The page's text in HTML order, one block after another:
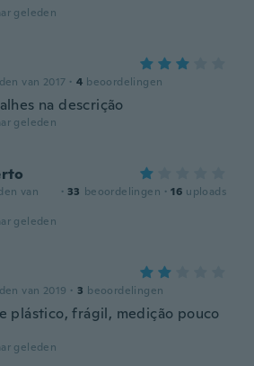
geleden
van 2017 · 4 beoordelingen
na descrição
geleden
van
· 33 beoordelingen · 16 uploads
geleden
van 2019 · 3 beoordelingen
plástico, frágil, medição pouco
geleden